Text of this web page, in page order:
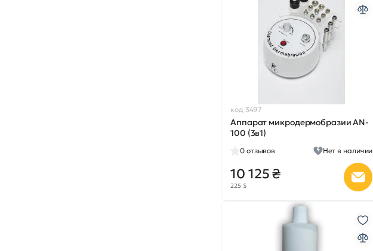
код 3497
Аппарат микродермобразии AN-
100 (3в1)
0 отзывов Нет в наличии
10 125 ₴
225 $